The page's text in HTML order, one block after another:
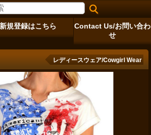
新規登録はこちら
Contact Us/お問い合わ
せ
レディースウェア/Cowgirl Wear